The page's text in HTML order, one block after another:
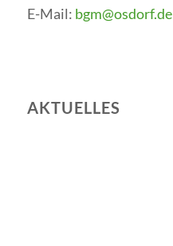
E-Mail: bgm@osdorf.de
AKTUELLES